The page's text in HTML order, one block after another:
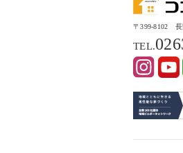
〒399-8102 長
TEL.